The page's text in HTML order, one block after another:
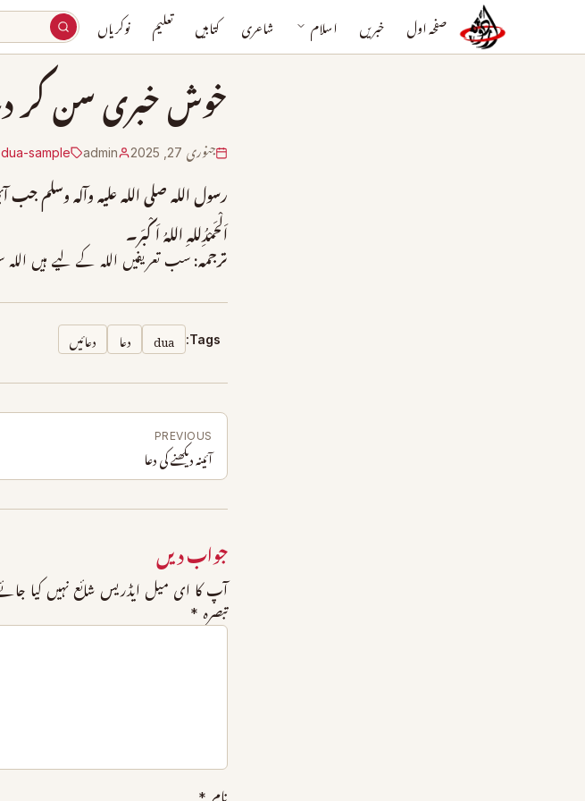
صفحہ اول خبریں اسلام شاعری کتابیں تعلیم نوکریاں
خوش خبری سن کر
جنوری 27, 2025 admin
dua-sample
رسول الله صلی الله علیہ وآلہ وسلم جب
اَلْحَمْدُِللهِ اللهُ اَکْبَر۔
ترجمہ:سب تعریفیں الله کے لیے ہیں
Tags:
dua دعا دعائیں
PREVIOUS
آئینہ دیکھنے کی دعا
جواب دیں
آپ کا ای میل ایڈریس شائع نہیں کیا
تبصرہ *